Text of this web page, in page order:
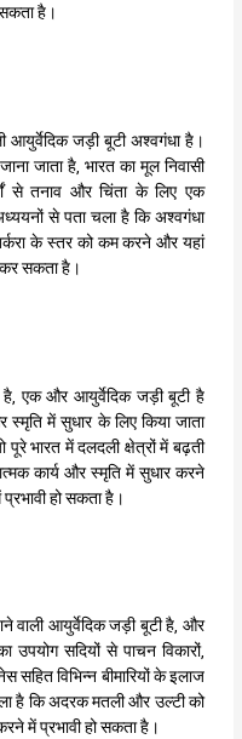
सकता है।
जड़ी बूटी अश्वगंधा है।
जाता है, भारत का मूल निवासी
से तनाव और चिंता के लिए एक
से पता चला है कि अश्वगंधा
के स्तर को कम करने और यहां
कर सकता है।
है, एक और आयुर्वेदिक जड़ी बूटी है
स्मृति में सुधार के लिए किया जाता
पूरे भारत में दलदली क्षेत्रों में बढ़ती
कार्य और स्मृति में सुधार करने
हो सकता है।
आयुर्वेदिक जड़ी बूटी है, और
सदियों से पाचन विकारों,
विभिन्न बीमारियों के इलाज
है कि अदरक मतली और उल्टी को
में प्रभावी हो सकता है।